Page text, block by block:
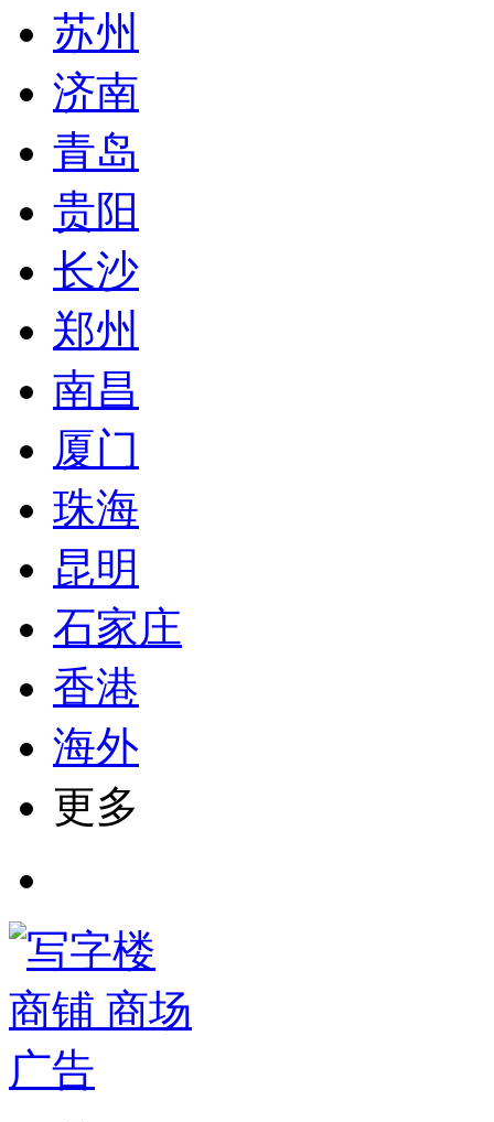
苏州
济南
青岛
贵阳
长沙
郑州
南昌
厦门
珠海
昆明
石家庄
香港
海外
更多